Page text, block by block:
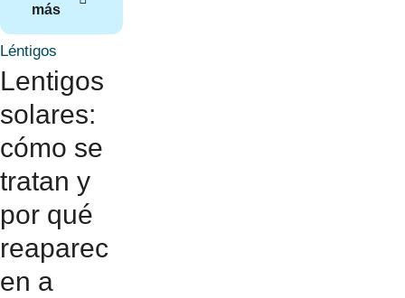
más
Léntigos
Lentigos
solares:
cómo se
tratan y
por qué
reaparec
en a